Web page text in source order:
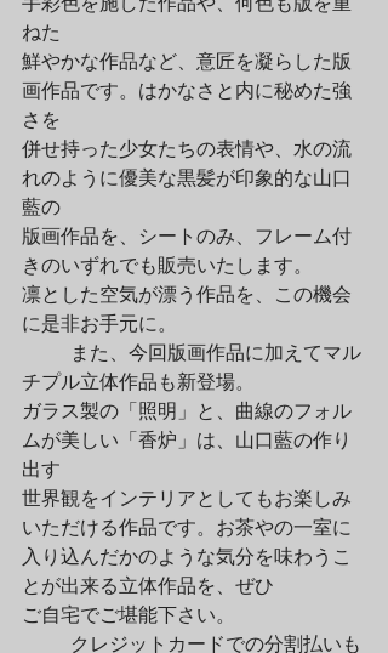
ねた
鮮やかな作品など、意匠を凝らした版
画作品です。はかなさと内に秘めた強
さを
併せ持った少女たちの表情や、水の流
れのように優美な黒髪が印象的な山口
藍の
版画作品を、シートのみ、フレーム付
きのいずれでも販売いたします。
凛とした空気が漂う作品を、この機会
に是非お手元に。
チプル立体作品も新登場。
ガラス製の「照明」と、曲線のフォル
ムが美しい「香炉」は、山口藍の作り
出す
世界観をインテリアとしてもお楽しみ
いただける作品です。お茶やの一室に
入り込んだかのような気分を味わうこ
とが出来る立体作品を、ぜひ
ご自宅でご堪能下さい。